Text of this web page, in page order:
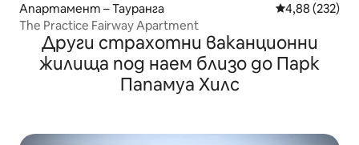
Апартамент – Тауранга Средна
4,88 (232)
The Practice Fairway Apartment
Други страхотни ваканционни
жилища под наем близо до Парк
Папамуа Хилс